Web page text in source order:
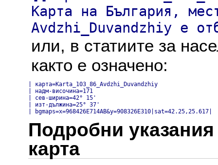
Карта на България,
Avdzhi_Duvandzhiy е
или, в статиите за
както е означено:
| карта=Karta_103_86_Avdzhi_Duvandzhiy
| надм-височина=171
| сев-ширина=42° 15'
| изт-дължина=25° 37'
| bgmaps=x=968426E714AB&y=908326E310|sat=42.25,25.617|
Подробни
карта